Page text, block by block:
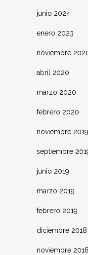
junio 2024
enero 2023
noviembre
abril 2020
marzo 2020
febrero 2020
noviembre 2019
septiembre
junio 2019
marzo 2019
febrero 2019
diciembre 2018
noviembre 2018